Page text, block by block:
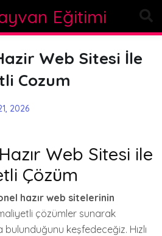
Eğitimi
Web Sitesi İle
Cozum
2026
Web Sitesi ile
Çözüm
hazır web sitelerinin
çözümler sunarak
bulunduğunu keşfedeceğiz. Hızlı